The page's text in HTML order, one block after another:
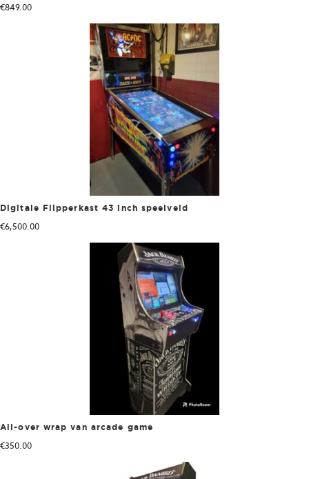
€849.00
Digitale Flipperkast 43 inch speelveld
€6,500.00
All-over wrap van arcade game
€350.00